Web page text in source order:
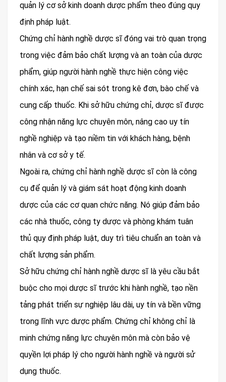
quản lý cơ sở kinh doanh dược phẩm theo đúng quy
định pháp luật.
Chứng chỉ hành nghề dược sĩ đóng vai trò quan trọng
trong việc đảm bảo chất lượng và an toàn của dược
phẩm, giúp người hành nghề thực hiện công việc
chính xác, hạn chế sai sót trong kê đơn, bào chế và
cung cấp thuốc. Khi sở hữu chứng chỉ, dược sĩ được
công nhận năng lực chuyên môn, nâng cao uy tín
nghề nghiệp và tạo niềm tin với khách hàng, bệnh
nhân và cơ sở y tế.
Ngoài ra, chứng chỉ hành nghề dược sĩ còn là công
cụ để quản lý và giám sát hoạt động kinh doanh
dược của các cơ quan chức năng. Nó giúp đảm bảo
các nhà thuốc, công ty dược và phòng khám tuân
thủ quy định pháp luật, duy trì tiêu chuẩn an toàn và
chất lượng sản phẩm.
Sở hữu chứng chỉ hành nghề dược sĩ là yêu cầu bắt
buộc cho mọi dược sĩ trước khi hành nghề, tạo nền
tảng phát triển sự nghiệp lâu dài, uy tín và bền vững
trong lĩnh vực dược phẩm. Chứng chỉ không chỉ là
minh chứng năng lực chuyên môn mà còn bảo vệ
quyền lợi pháp lý cho người hành nghề và người sử
dụng thuốc.